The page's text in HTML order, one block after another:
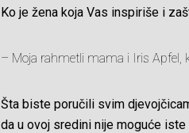
Ko je žena koja Vas inspiriše i
– Moja rahmetli mama i Iris Apfel,
Šta biste poručili svim
da u ovoj sredini nije moguće